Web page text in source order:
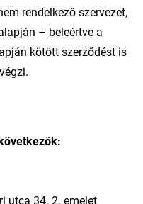
rendelkező szervezet,
– beleértve a
kötött szerződést is
utca 34. 2. emelet